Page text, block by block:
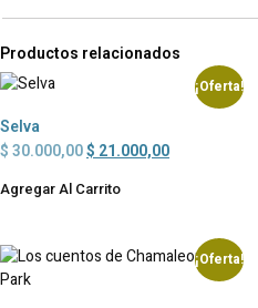
Productos relacionados
¡Oferta!
Selva
$ 30.000,00$ 21.000,00
Agregar Al Carrito
¡Oferta!